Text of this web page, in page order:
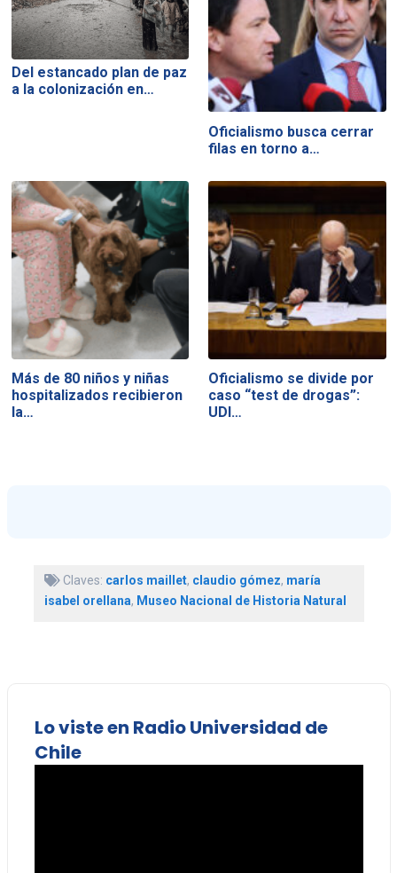
Del estancado plan de paz
a la colonización en…
Oficialismo busca cerrar
filas en torno a…
Más de 80 niños y niñas
hospitalizados recibieron
la…
Oficialismo se divide por
caso “test de drogas”:
UDI…
Claves: carlos maillet, claudio gómez, maría
isabel orellana, Museo Nacional de Historia Natural
Lo viste en Radio Universidad de
Chile